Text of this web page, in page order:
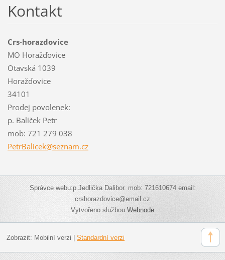
Kontakt
Crs-horazdovice
MO Horažďovice
Otavská 1039
Horažďovice
34101
Prodej povolenek:
p. Balíček Petr
mob: 721 279 038
PetrBalicek@seznam.cz
Správce webu:p.Jedlička Dalibor. mob: 721610674 email:
crshorazdovice@email.cz
Vytvořeno službouWebnode
Zobrazit: Mobilní verzi Standardní verzi